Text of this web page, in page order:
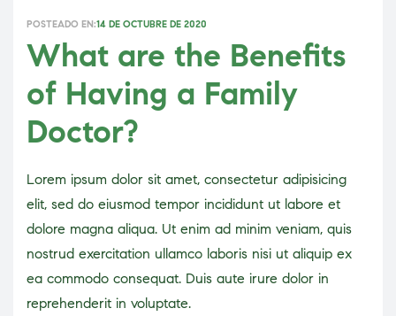
POSTEADO EN:14 DE OCTUBRE DE 2020
What are the Benefits
of Having a Family
Doctor?
Lorem ipsum dolor sit amet, consectetur adipisicing
elit, sed do eiusmod tempor incididunt ut labore et
dolore magna aliqua. Ut enim ad minim veniam, quis
nostrud exercitation ullamco laboris nisi ut aliquip ex
ea commodo consequat. Duis aute irure dolor in
reprehenderit in voluptate.